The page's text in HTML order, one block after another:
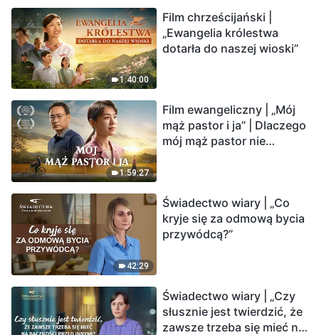
1:40:00
Film chrześcijański |
„Ewangelia królestwa
dotarła do naszej wioski”
1:59:27
Film ewangeliczny | „Mój
mąż pastor i ja” | Dlaczego
mój mąż pastor nie
42:29
Świadectwo wiary | „Co
kryje się za odmową bycia
przywódcą?”
Świadectwo wiary | „Czy
słusznie jest twierdzić, że
zawsze trzeba się mieć na